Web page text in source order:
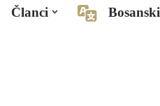
Članci Bosanski